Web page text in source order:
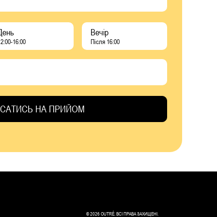
16:00
Вечір
Після 16:00
© 2026 OUTRÉ. ВСІ ПРАВА ЗАХИЩЕНІ.